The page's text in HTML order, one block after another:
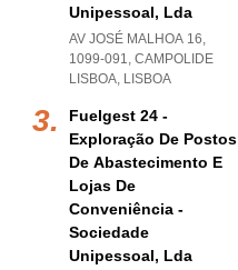
Unipessoal, Lda
AV JOSÉ MALHOA 16,
1099-091, CAMPOLIDE
LISBOA, LISBOA
Fuelgest 24 -
Exploração De Postos
De Abastecimento E
Lojas De
Conveniência -
Sociedade
Unipessoal, Lda